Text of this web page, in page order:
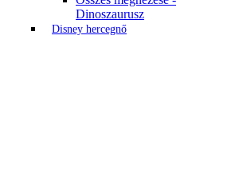
Dinoszaurusz
Disney hercegnő